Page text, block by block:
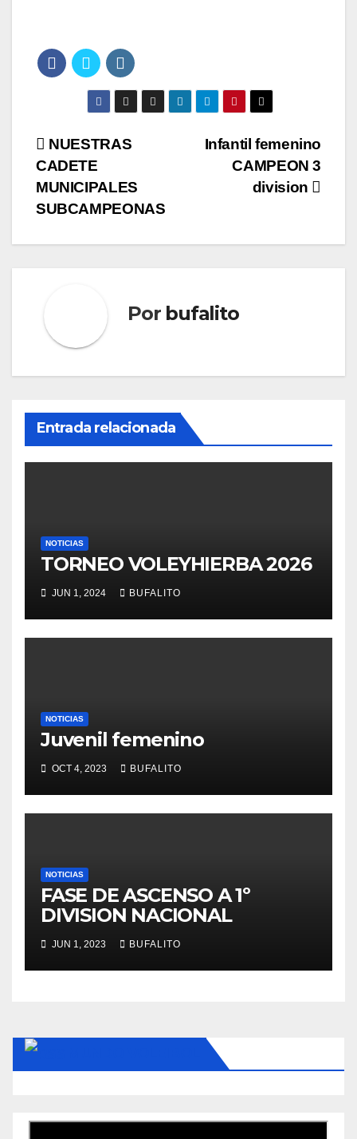
Navegación
de
entradas
Infantil femenino
CAMPEON 3
division
NUESTRAS
CADETE
MUNICIPALES
SUBCAMPEONAS
Por bufalito
Entrada relacionada
NOTICIAS
TORNEO VOLEYHIERBA 2026
JUN 1, 2024 BUFALITO
NOTICIAS
Juvenil femenino
OCT 4, 2023 BUFALITO
NOTICIAS
FASE DE ASCENSO A 1º
DIVISION NACIONAL
JUN 1, 2023 BUFALITO